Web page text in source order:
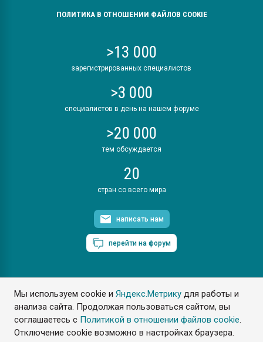
Мы используем cookie иЯндекс.Метрику для работы и
анализа сайта. Продолжая пользоваться сайтом, вы
соглашаетесь с Политикой в отношении файлов cookie.
Отключение cookie возможно в настройках браузера.
ПОЛИТИКА В ОТНОШЕНИИ ФАЙЛОВ COOKIE
>13 000
зарегистрированных специалистов
>3 000
специалистов в день на нашем форуме
>20 000
тем обсуждается
20
стран со всего мира
написать нам
перейти на форум
ПластЭксперт © 2006. Все права защищены
Разрешается копирование материалов сайта с обязательной
ссылкой на www.e-plastic.ru
Разработка сайта